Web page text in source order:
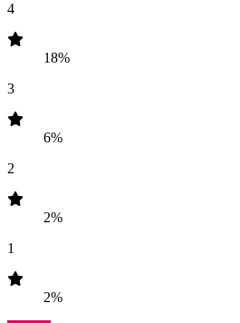
4
18%
3
6%
2
2%
1
2%